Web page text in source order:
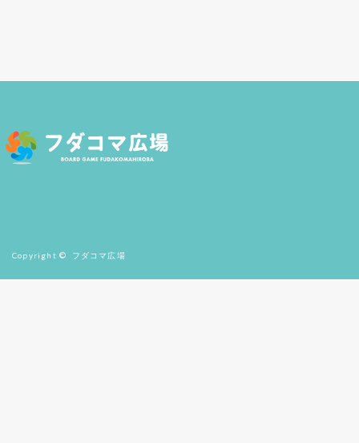
Copyright © フダコマ広場